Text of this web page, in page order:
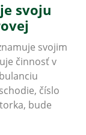
svoju
svojim
činnosť v
číslo
bude